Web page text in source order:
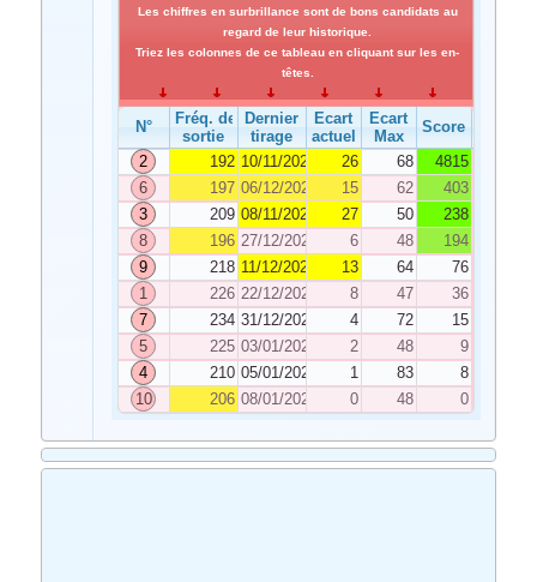
Les chiffres en surbrillance sont de bons candidats au
regard de leur historique.
Triez les colonnes de ce tableau en cliquant sur les en-
têtes.
N°
Fréq. de
sortie
Dernier
tirage
Ecart
actuel
Ecart
Max
Score
2
192 10/11/2021 26 68
4815
6
197 06/12/2021 15 62
403
3
209 08/11/2021 27 50
238
8
196 27/12/2021 6 48
194
9
218 11/12/2021 13 64
76
1
226 22/12/2021 8 47
36
7
234 31/12/2021 4 72
15
5
225 03/01/2022 2 48
9
4
210 05/01/2022 1 83
8
10
206 08/01/2022 0 48 0